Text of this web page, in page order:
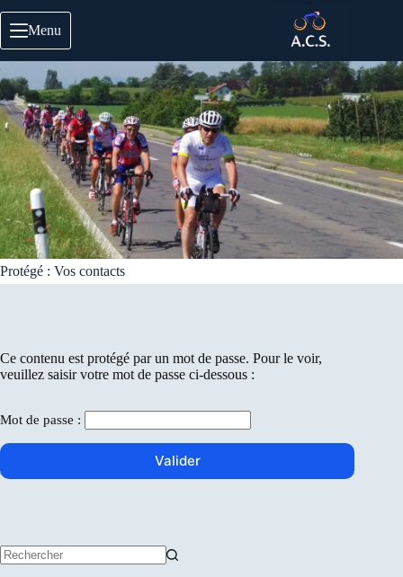
au
contenu
Menu
Protégé : Vos contacts
Ce contenu est protégé par un mot de passe. Pour le voir,
veuillez saisir votre mot de passe ci-dessous :
Mot de passe :